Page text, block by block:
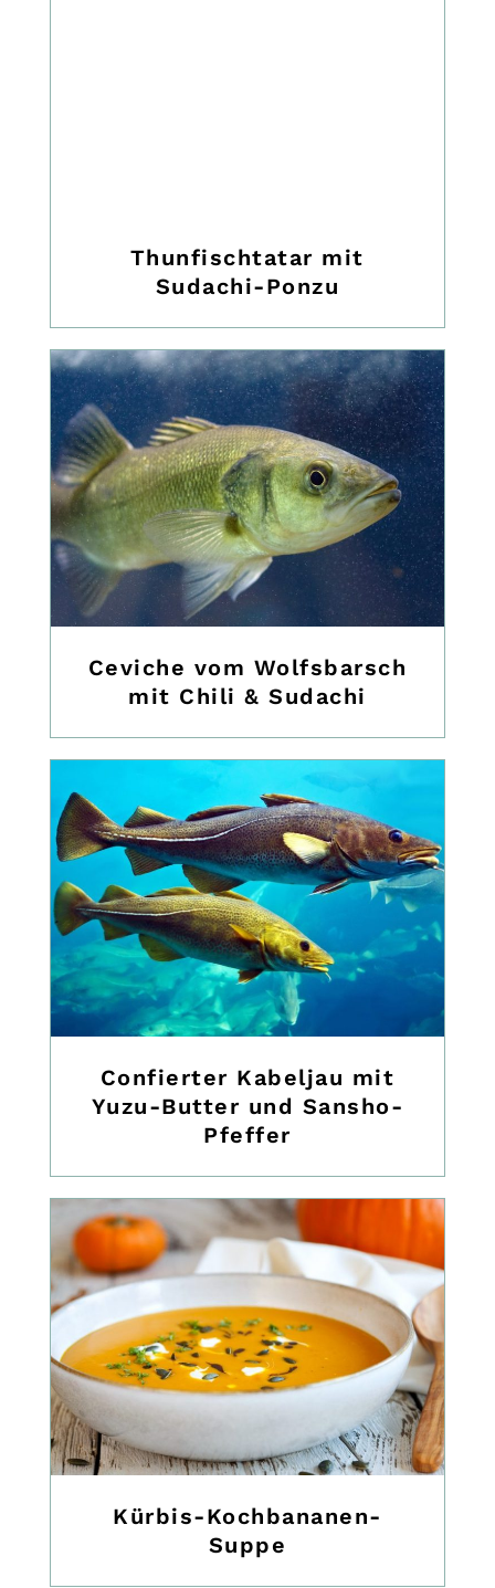
Thunfischtatar mit
Sudachi-Ponzu
Ceviche vom Wolfsbarsch
mit Chili & Sudachi
Confierter Kabeljau mit
Yuzu-Butter und Sansho-
Pfeffer
Kürbis-Kochbananen-
Suppe